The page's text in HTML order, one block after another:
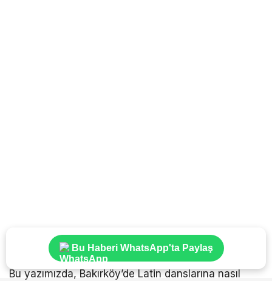
Bu yazımızda, Bakırköy’de Latin danslarına nasıl
Bu Haberi WhatsApp'ta Paylaş